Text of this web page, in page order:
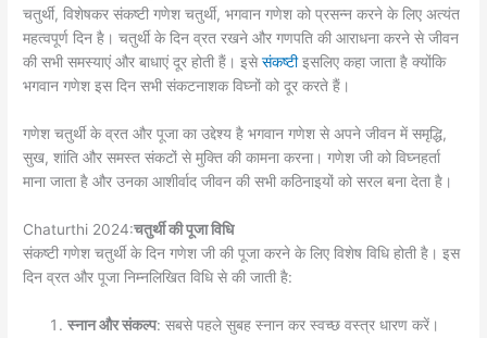
चतुर्थी, विशेषकर संकष्टी गणेश चतुर्थी, भगवान गणेश को प्रसन्न करने के लिए अत्यंत
महत्वपूर्ण दिन है। चतुर्थी के दिन व्रत रखने और गणपति की आराधना करने से जीवन
की सभी समस्याएं और बाधाएं दूर होती हैं। इसेसंकष्टीइसलिए कहा जाता है क्योंकि
भगवान गणेश इस दिन सभी संकटनाशक विघ्नों को दूर करते हैं।
गणेश चतुर्थी के व्रत और पूजा का उद्देश्य है भगवान गणेश से अपने जीवन में समृद्धि,
सुख, शांति और समस्त संकटों से मुक्ति की कामना करना। गणेश जी को विघ्नहर्ता
माना जाता है और उनका आशीर्वाद जीवन की सभी कठिनाइयों को सरल बना देता है।
Chaturthi 2024:चतुर्थी की पूजा विधि
संकष्टी गणेश चतुर्थी के दिन गणेश जी की पूजा करने के लिए विशेष विधि होती है। इस
दिन व्रत और पूजा निम्नलिखित विधि से की जाती है:
स्नान और संकल्प: सबसे पहले सुबह स्नान कर स्वच्छ वस्त्र धारण करें।